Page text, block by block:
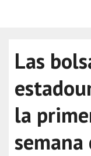
Las
la
semana